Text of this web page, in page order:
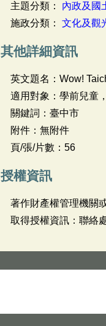
主題分類： 內政及國
施政分類： 文化及觀
其他詳細資訊
英文題名： Wow!
適用對象：學前兒童
關鍵詞：臺中市
附件：無附件
頁/張/片數：56
授權資訊
著作財產權管理機關
取得授權資訊：聯絡